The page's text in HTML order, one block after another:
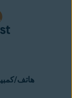
هاتف/